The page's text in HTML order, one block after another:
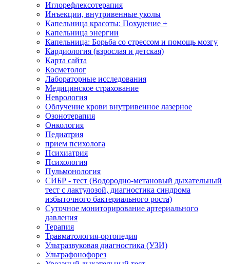
Иглорефлексотерапия
Инъекции, внутривенные уколы
Капельница красоты: Похудение +
Капельница энергии
Капельница: Борьба со стрессом и помощь мозгу
Кардиология (взрослая и детская)
Карта сайта
Косметолог
Лабораторные исследования
Медицинское страхование
Неврология
Облучение крови внутривенное лазерное
Озонотерапия
Онкология
Педиатрия
прием психолога
Психиатрия
Психология
Пульмонология
СИБР - тест (Водородно-метановый дыхательный
тест с лактулозой, диагностика синдрома
избыточного бактериального роста)
Суточное мониторирование артериального
давления
Терапия
Травматология-ортопедия
Ультразвуковая диагностика (УЗИ)
Ультрафонофорез